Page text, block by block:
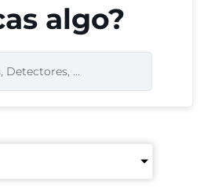
algo?